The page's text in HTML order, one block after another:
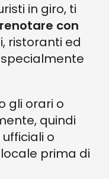
in giro, ti
con
ristoranti ed
gli orari o
quindi
o
prima di